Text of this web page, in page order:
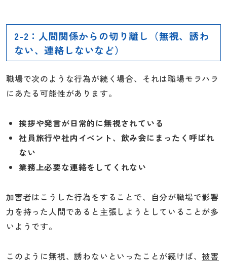
2-2：人間関係からの切り離し（無視、誘わ
ない、連絡しないなど）
職場で次のような行為が続く場合、それは職場モラハラ
にあたる可能性があります。
挨拶や発言が日常的に無視されている
社員旅行や社内イベント、飲み会にまったく呼ばれ
ない
業務上必要な連絡をしてくれない
加害者はこうした行為をすることで、自分が職場で影響
力を持った人間であると主張しようとしていることが多
いようです。
このように無視、誘わないといったことが続けば、被害